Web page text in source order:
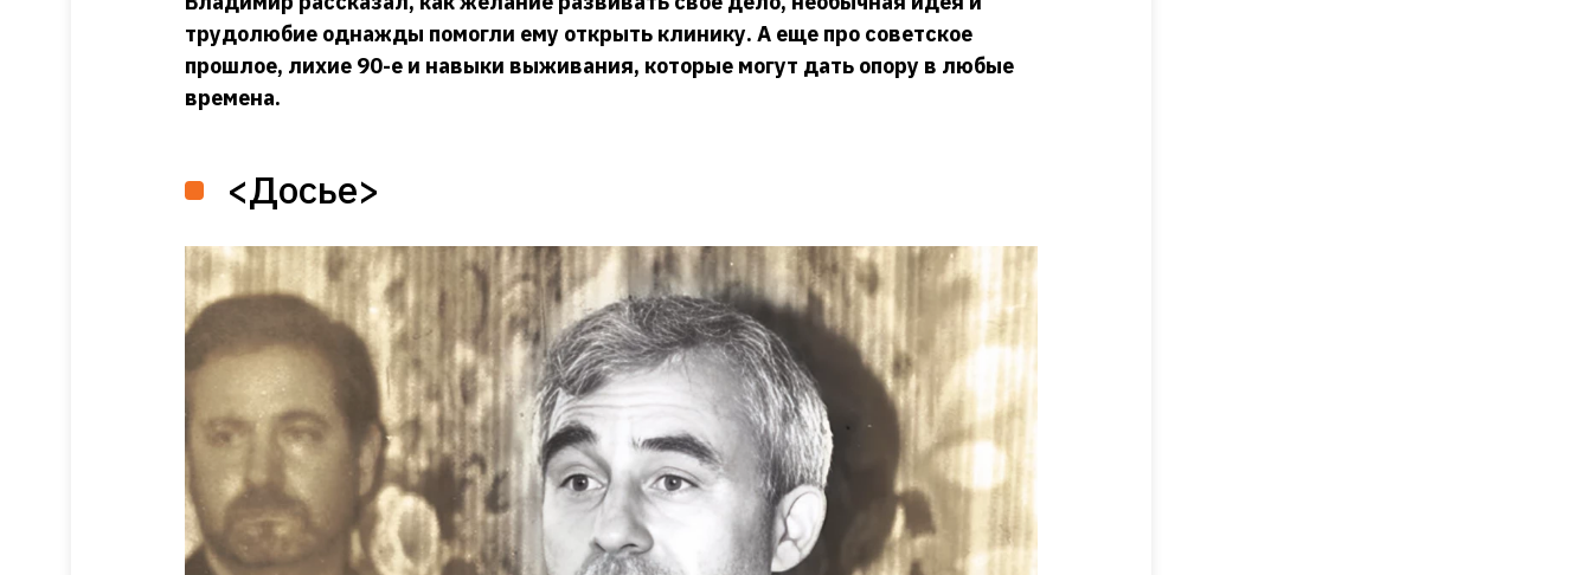
трудолюбие однажды помогли ему открыть клинику. А еще про советское
прошлое, лихие 90-е и навыки выживания, которые могут дать опору в любые
времена.
<Досье>